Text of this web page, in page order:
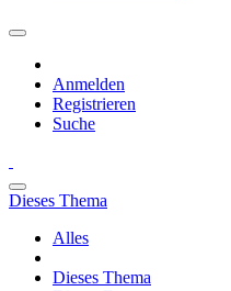
Anmelden
Registrieren
Suche
Dieses Thema
Alles
Dieses Thema